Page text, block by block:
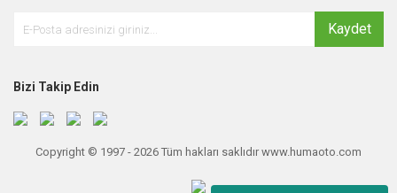
Kaydet
Bizi Takip Edin
Copyright © 1997 - 2026 Tüm hakları saklıdır www.humaoto.com